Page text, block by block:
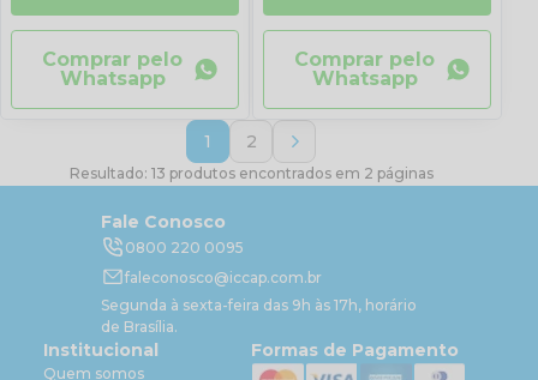
Comprar pelo
Whatsapp
Comprar pelo
Whatsapp
Resultado: 13 produtos encontrados em 2 páginas
1 2
Fale Conosco
0800 220 0095
faleconosco@iccap.com.br
Segunda à sexta-feira das 9h às 17h, horário
de Brasília.
Institucional
Quem somos
Formas de Pagamento